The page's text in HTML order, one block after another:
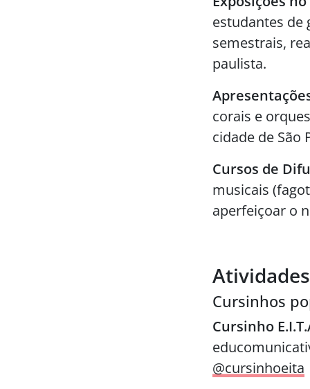
estudantes de
semestrais,
paulista.
corais e
cidade de São
Cursos de
musicais
aperfeiçoar o
Cursinhos
Cursinho
@cursinhoeita